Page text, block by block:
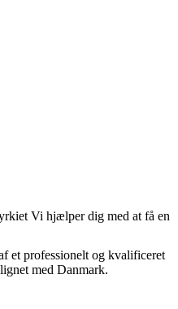
Vi hjælper dig med at få en
et professionelt og kvalificeret
med Danmark.